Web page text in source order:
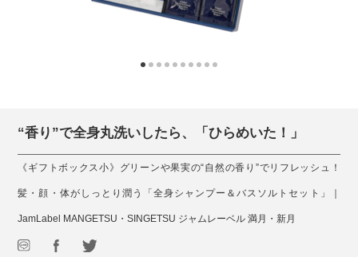
“香り”で全身丸洗いしたら、「ひらめいた！」
《ギフトボックス小》グリーンや果実の“自然の香り”でリフレッシュ！
髪・顔・体がしっとり潤う「全身シャンプー＆バスソルトセット」｜
JamLabel MANGETSU・SINGETSU ジャムレーベル 満月・新月